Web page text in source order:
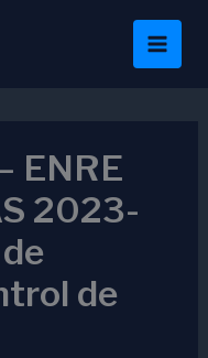
ENRE
2023-
de